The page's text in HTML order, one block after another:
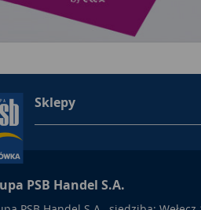
Sklepy
PSB Handel S.A.